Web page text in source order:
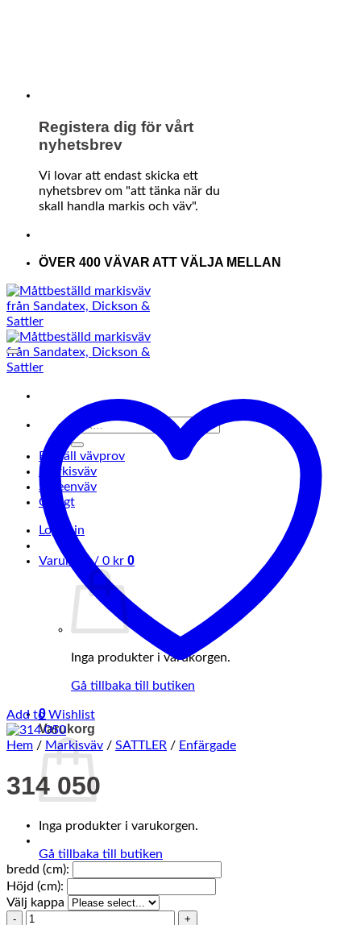
Registera dig för vårt
nyhetsbrev
Vi lovar att endast skicka ett
nyhetsbrev om "att tänka när du
skall handla markis och väv".
ÖVER 400 VÄVAR ATT VÄLJA MELLAN
efter:
Beställ vävprov
Markisväv
Screenväv
Övrigt
Logga in
Varukorg / 0 kr 0
Inga produkter i varukorgen.
Gå tillbaka till butiken
0
Varukorg
Inga produkter i varukorgen.
Gå tillbaka till butiken
Add to Wishlist
Hem / Markisväv / SATTLER / Enfärgade
314 050
bredd (cm):
Höjd (cm):
Välj kappa
314